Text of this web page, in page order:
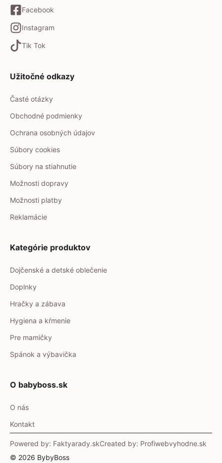
Facebook
Instagram
Tik Tok
Užitočné odkazy
Časté otázky
Obchodné podmienky
Ochrana osobných údajov
Súbory cookies
Súbory na stiahnutie
Možnosti dopravy
Možnosti platby
Reklamácie
Kategórie produktov
Dojčenské a detské oblečenie
Doplnky
Hračky a zábava
Hygiena a kŕmenie
Pre mamičky
Spánok a výbavička
O babyboss.sk
O nás
Kontakt
© 2026 BybyBoss
Powered by: Faktyarady.skCreated by: Profiwebvyhodne.sk
Item added to cart.